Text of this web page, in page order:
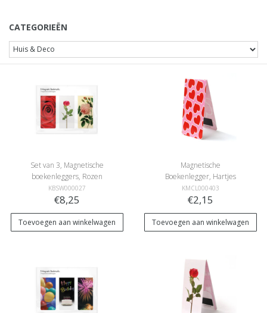
CATEGORIEËN
Set van 3, Magnetische
boekenleggers, Rozen
KBSW000027
€8,25
Toevoegen aan winkelwagen
Magnetische
Boekenlegger, Hartjes
KMCL000403
€2,15
Toevoegen aan winkelwagen